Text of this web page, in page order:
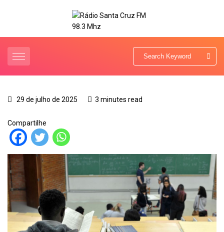
29 de julho de 2025 3 minutes read
Compartilhe